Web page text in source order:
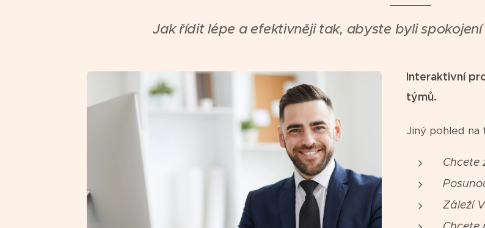
Jak řídit lépe a efektivněji tak, abyste byli
Interaktivní
týmů.
Jiný pohled na
Chcete
Záleží